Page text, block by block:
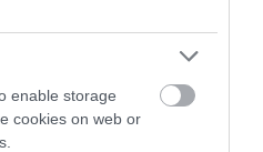
enable storage
cookies on web or